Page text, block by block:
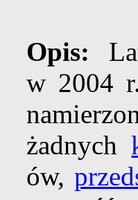
Opis:
w 2004
żadnych
ów,